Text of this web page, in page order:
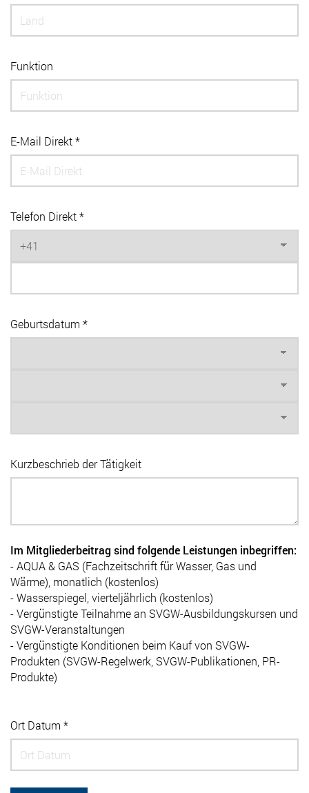
Funktion
E-Mail Direkt *
Telefon Direkt *
Geburtsdatum *
Kurzbeschrieb der Tätigkeit
Im Mitgliederbeitrag sind folgende Leistungen inbegriffen:
- AQUA & GAS (Fachzeitschrift für Wasser, Gas und
Wärme), monatlich (kostenlos)
- Wasserspiegel, vierteljährlich (kostenlos)
- Vergünstigte Teilnahme an SVGW-Ausbildungskursen und
SVGW-Veranstaltungen
- Vergünstigte Konditionen beim Kauf von SVGW-
Produkten (SVGW-Regelwerk, SVGW-Publikationen, PR-
Produkte)
Ort Datum *